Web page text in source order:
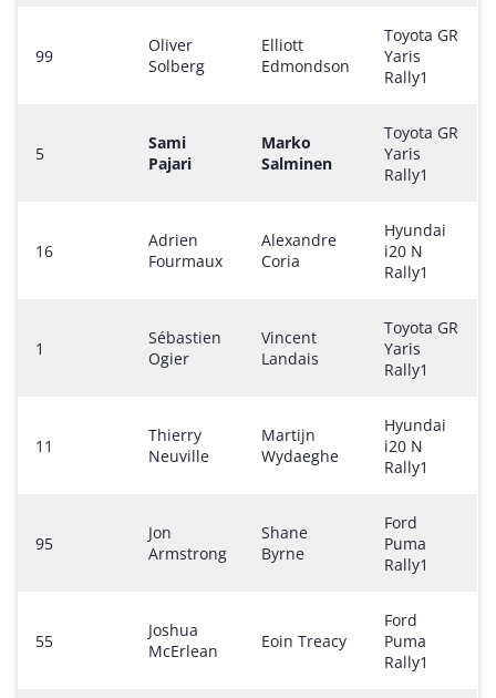
99
Oliver
Solberg
Elliott
Edmondson
Toyota GR
Yaris
Rally1
5
Sami
Pajari
Marko
Salminen
Toyota GR
Yaris
Rally1
16
Adrien
Fourmaux
Alexandre
Coria
Hyundai
i20 N
Rally1
1
Sébastien
Ogier
Vincent
Landais
Toyota GR
Yaris
Rally1
11
Thierry
Neuville
Martijn
Wydaeghe
Hyundai
i20 N
Rally1
95
Jon
Armstrong
Shane
Byrne
Ford
Puma
Rally1
55
Joshua
McErlean
Eoin Treacy
Ford
Puma
Rally1